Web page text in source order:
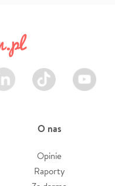
TikTok Youtube
O nas
Opinie
Raporty